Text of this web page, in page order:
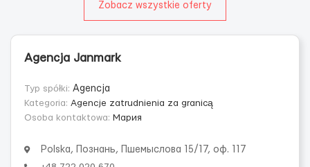
Zobacz wszystkie oferty
Agencja Janmark
Typ spółki: Agencja
Kategoria: Agencje zatrudnienia za granicą
Osoba kontaktowa: Мария
Polska, Познань, Пшемыслова 15/17, оф. 117